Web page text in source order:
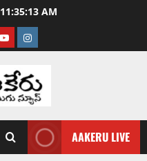
11:35:14 AM
AAKERU LIVE